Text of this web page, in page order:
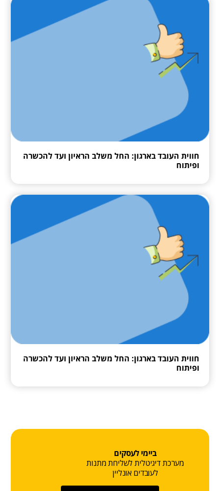
חווית העובד בארגון: החל משלב הראיון ועד להכשרה
ופיתוח
חווית העובד בארגון: החל משלב הראיון ועד להכשרה
ופיתוח
ביימי לעסקים
מערכת דיגיטלית לשליחת מתנות
לעובדים אונליין